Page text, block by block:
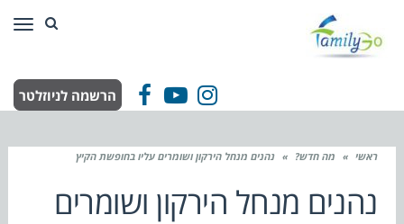
Facebook
YouTube
Instagram הרשמה לניוזלטר
ראשי » מה חדש? » נהנים מנחל הירקון ושומרים עליו בחופשת הקיץ
נהנים מנחל הירקון ושומרים